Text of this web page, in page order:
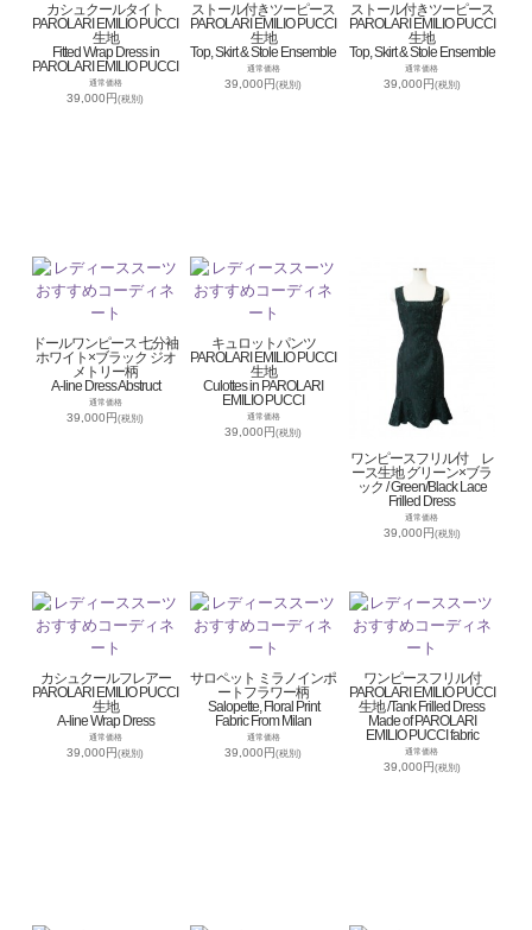
カシュクールタイト
PAROLARI EMILIO PUCCI
生地
Fitted Wrap Dress in
PAROLARI EMILIO PUCCI
通常価格
39,000円(税別)
ストール付きツーピース
PAROLARI EMILIO PUCCI
生地
Top, Skirt & Stole Ensemble
通常価格
39,000円(税別)
ストール付きツーピース
PAROLARI EMILIO PUCCI
生地
Top, Skirt & Stole Ensemble
通常価格
39,000円 (税別)
ドールワンピース 七分袖
ホワイト×ブラック ジオ
メトリー柄
A-line Dress Abstruct
通常価格
39,000円(税別)
キュロットパンツ
PAROLARI EMILIO PUCCI
生地
Culottes in PAROLARI
EMILIO PUCCI
通常価格
39,000円(税別)
ワンピースフリル付 レ
ース生地 グリーン×ブラ
ック / Green/Black Lace
Frilled Dress
通常価格
39,000円(税別)
カシュクールフレアー
PAROLARI EMILIO PUCCI
生地
A-line Wrap Dress
通常価格
39,000円(税別)
サロペット ミラノインポ
ートフラワー柄
Salopette, Floral Print
Fabric From Milan
通常価格
39,000円(税別)
ワンピースフリル付
PAROLARI EMILIO PUCCI
生地 /Tank Frilled Dress
Made of PAROLARI
EMILIO PUCCI fabric
通常価格
39,000円 (税別)